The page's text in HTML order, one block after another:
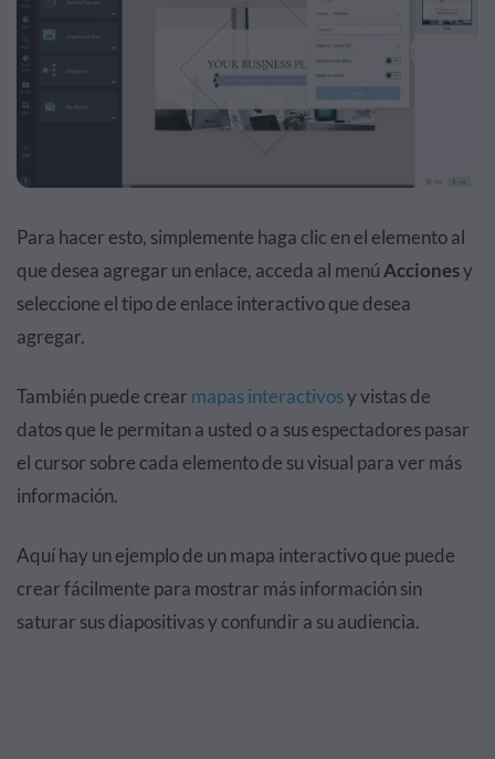
Para hacer esto, simplemente haga clic en el elemento al
que desea agregar un enlace, acceda al menúAccionesy
seleccione el tipo de enlace interactivo que desea
agregar.
También puede crear mapas interactivosy vistas de
datos que le permitan a usted o a sus espectadores pasar
el cursor sobre cada elemento de su visual para ver más
información.
Aquí hay un ejemplo de un mapa interactivo que puede
crear fácilmente para mostrar más información sin
saturar sus diapositivas y confundir a su audiencia.